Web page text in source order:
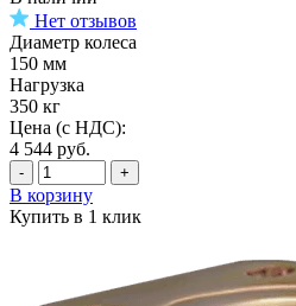
Нет отзывов
Диаметр колеса
150 мм
Нагрузка
350 кг
Цена (с НДС):
4 544 руб.
- +
В корзину
Купить в 1 клик